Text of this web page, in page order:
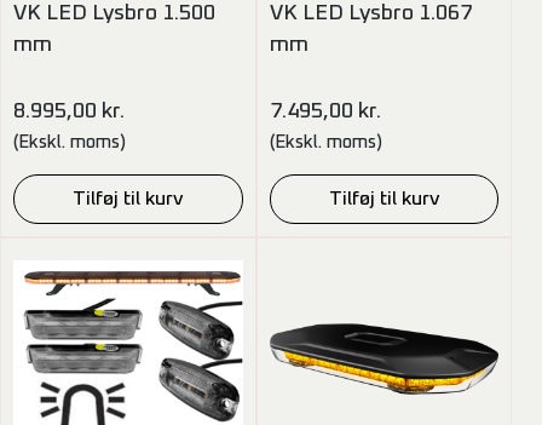
VK LED Lysbro 1.500
mm
8.995,00 kr.
(Ekskl. moms)
Tilføj til kurv
VK LED Lysbro 1.067
mm
7.495,00 kr.
(Ekskl. moms)
Tilføj til kurv